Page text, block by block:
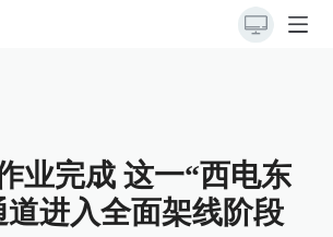
业完成 这一“西电东
道进入全面架线阶段